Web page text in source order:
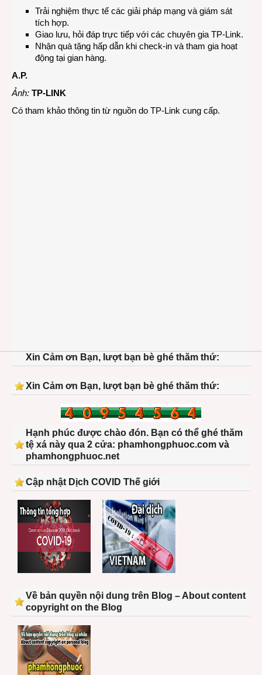
Trải nghiệm thực tế các giải pháp mạng và giám sát
tích hợp.
Giao lưu, hỏi đáp trực tiếp với các chuyên gia TP-Link.
Nhận quà tặng hấp dẫn khi check-in và tham gia hoạt
động tại gian hàng.
A.P.
Ảnh: TP-LINK
Có tham khảo thông tin từ nguồn do TP-Link cung cấp.
Xin Cảm ơn Bạn, lượt bạn bè ghé thăm thứ:
Xin Cảm ơn Bạn, lượt bạn bè ghé thăm thứ:
Hạnh phúc được chào đón. Bạn có thể ghé thăm
tệ xá này qua 2 cửa: phamhongphuoc.com và
phamhongphuoc.net
Cập nhật Dịch COVID Thế giới
Về bản quyền nội dung trên Blog – About content
copyright on the Blog